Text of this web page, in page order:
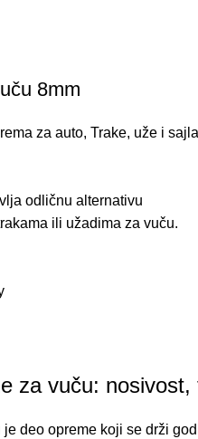
8mm
za auto, Trake, uže i sajla
odličnu alternativu
ili užadima za vuču.
za vuču:
je deo opreme koji se drži